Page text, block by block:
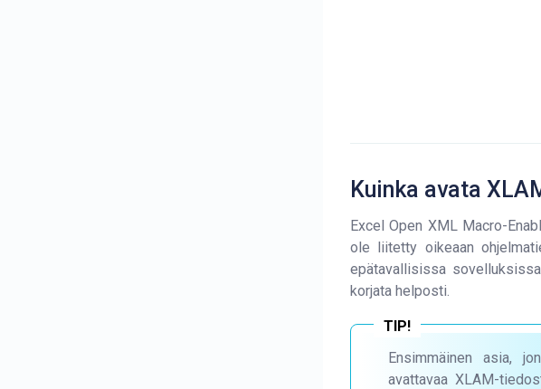
Kuinka avata
Excel Open XML Macro-
ole liitetty oikeaan
epätavallisissa
korjata helposti.
Ensimmäinen asia,
avattavaa XLAM-